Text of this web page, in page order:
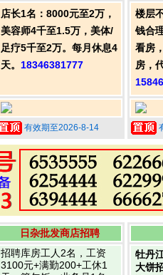
店长1名：8000元至2万，
美容师4千至1.5万，美体/
足疗5千至2万。每月休息4
天。 18346381777
有效期至2026-8-14
楼层
钱合
看房
房，
日杂批发商店招聘
招聘库房工人2名，工资
3100元+满勤200+工休1
牡丹
大饼